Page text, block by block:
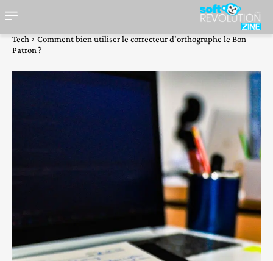
Tech
Comment bien utiliser le correcteur d’orthographe le Bon
Patron ?